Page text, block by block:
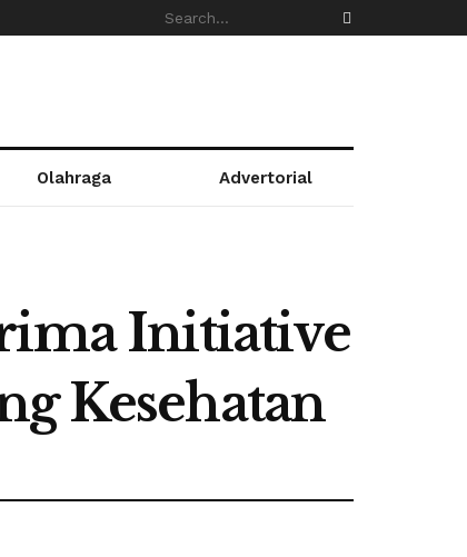
Olahraga Advertorial
Initiative
Kesehatan